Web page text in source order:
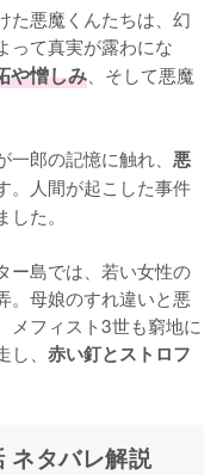
た悪魔くんたちは、幻
って真実が露わにな
や憎しみ 、そして悪魔
郎の記憶に触れ、 悪
。人間が起こした事件
た。
ー島では、若い女性の
。母娘のすれ違いと悪
メフィスト3世も窮地に
、 赤い釘とストロフ
ネタバレ解説